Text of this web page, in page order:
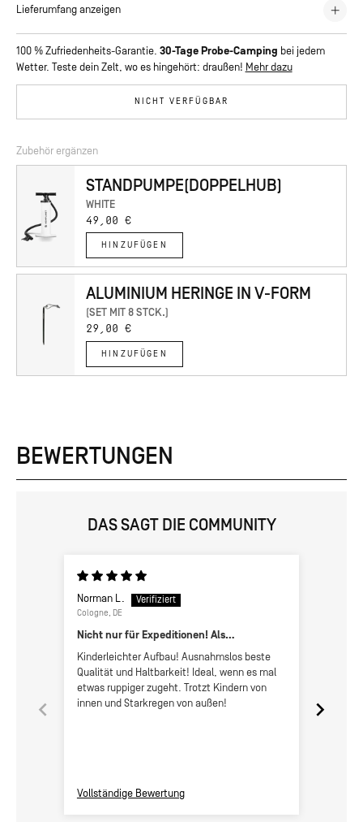
konzipiert und als Limited Edition jetzt auch im auffälligen Orange
Grundfläche von mehr als 13 Quadratmetern. Das gesamte Zelt kann von
einer Person in kürzester Zeit aufgebaut werden. Seine spezielle
ausgelegt. Es wurde bei der RedBull Storm Chase eingesetzt - der
extremsten Windsurfing-Herausforderung.
Lieferumfang anzeigen
Zelttasche
Reparaturset
100 % Zufriedenheits-Garantie. 30-Tage Probe-Camping bei jedem
Wetter. Teste dein Zelt, wo es hingehört: draußen! Mehr dazu
NICHT VERFÜGBAR
Zubehör ergänzen
STANDPUMPE(DOPPELHUB)
WHITE
49,00 €
HINZUFÜGEN
ALUMINIUM HERINGE IN V-FORM
(SET MIT 8 STCK.)
29,00 €
HINZUFÜGEN
BEWERTUNGEN
DAS SAGT DIE COMMUNITY
Norman L.
Cologne, DE
Nicht nur für Expeditionen! Als
Familienzelt unschlagbar!
Kinderleichter Aufbau! Ausnahmslos beste
Qualität und Haltbarkeit! Ideal, wenn es mal
etwas ruppiger zugeht. Trotzt Kindern von
innen und Starkregen von außen!
Vollständige Bewertung